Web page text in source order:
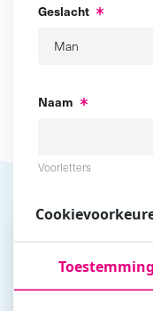
Geslacht
Naam
Voorletters
Tussenvoegsel
E-mailadres
Toestemming